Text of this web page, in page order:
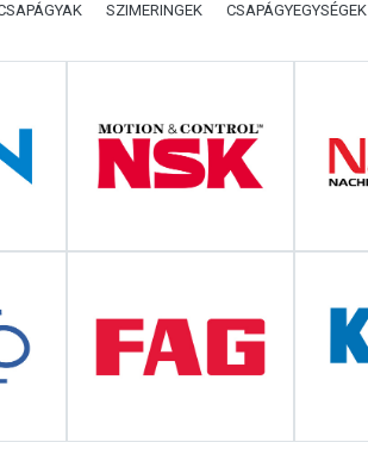
SZIMERINGEK CSAPÁGYEGYSÉGEK